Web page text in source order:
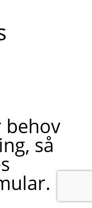
behov
så